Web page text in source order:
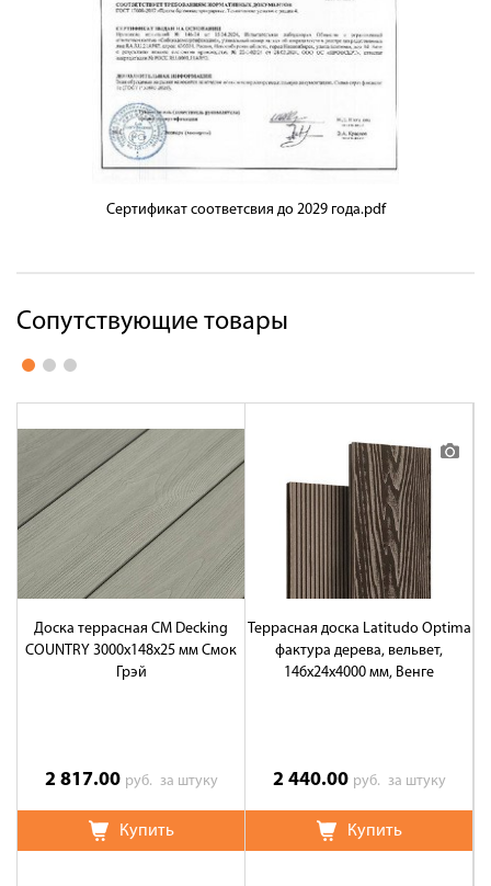
Сертификат соответсвия до 2029 года.pdf
Сопутствующие товары
Доска террасная CM Decking
COUNTRY 3000x148x25 мм Смок
Грэй
2 817.00 руб. за штуку
Купить
Террасная доска Latitudo Optima
фактура дерева, вельвет,
146х24х4000 мм, Венге
2 440.00 руб. за штуку
Купить